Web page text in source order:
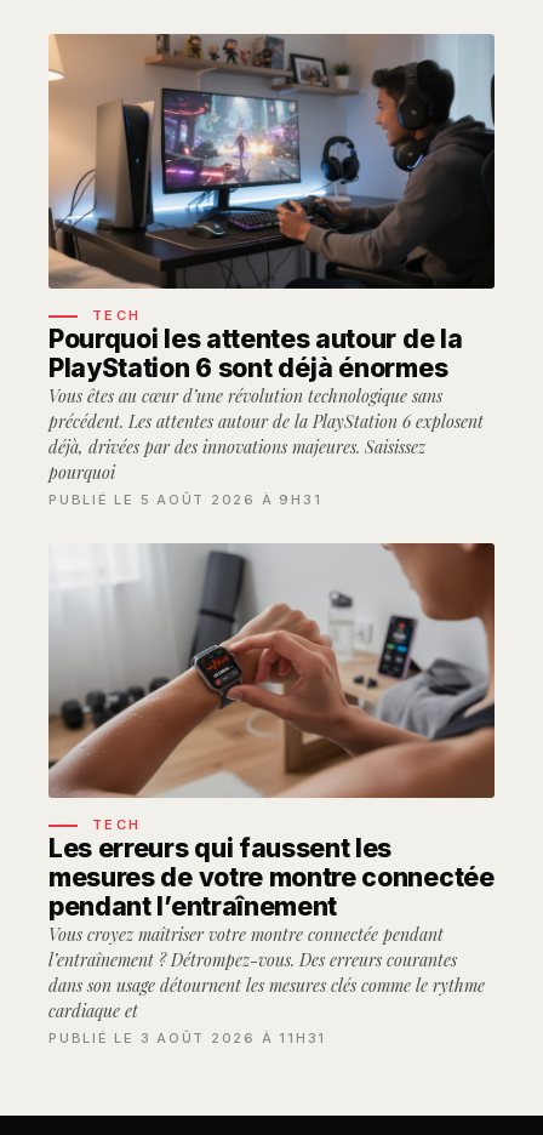
TECH
Pourquoi les attentes autour de la
PlayStation 6 sont déjà énormes
Vous êtes au cœur d’une révolution technologique sans
précédent. Les attentes autour de la PlayStation 6 explosent
déjà, drivées par des innovations majeures. Saisissez
pourquoi
PUBLIÉ LE 5 AOÛT 2026 À 9H31
TECH
Les erreurs qui faussent les
mesures de votre montre connectée
pendant l’entraînement
Vous croyez maîtriser votre montre connectée pendant
l’entraînement ? Détrompez-vous. Des erreurs courantes
dans son usage détournent les mesures clés comme le rythme
cardiaque et
PUBLIÉ LE 3 AOÛT 2026 À 11H31